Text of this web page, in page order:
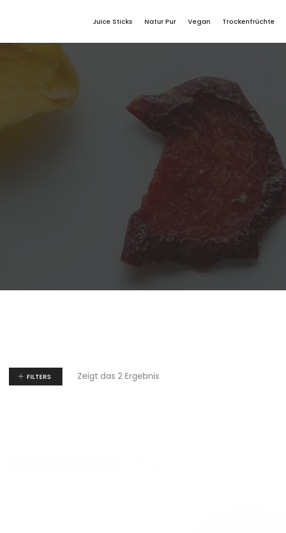
Juice Sticks Natur Pur Vegan Trockenfrüchte
Zeigt das 2 Ergebnis
FILTERS